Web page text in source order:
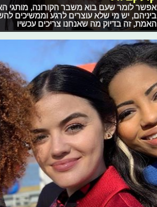
אפשר לומר שעם בוא משבר הקורונה, מותגי
ביניהם, יש מי שלא עוצרים לרגע וממשיכים
האמת, זה בדיוק מה שאנחנו צריכים עכשיו